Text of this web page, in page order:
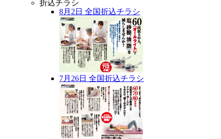
折込チラシ
8月2日 全国折込チラシ
7月26日 全国折込チラシ